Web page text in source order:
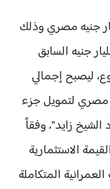
الإضافي البالغ قدره 4 مليار جنيه مصري وذلك
مبلغ التمويل الأصلي البالغ 5 مليار جنيه السابق
ليصبح إجمالي
مبلغ 9 مليار جنيه مصري لتمويل جزء
الشيخ زايد"، وفقاً
الاستثمارية
المتكاملة